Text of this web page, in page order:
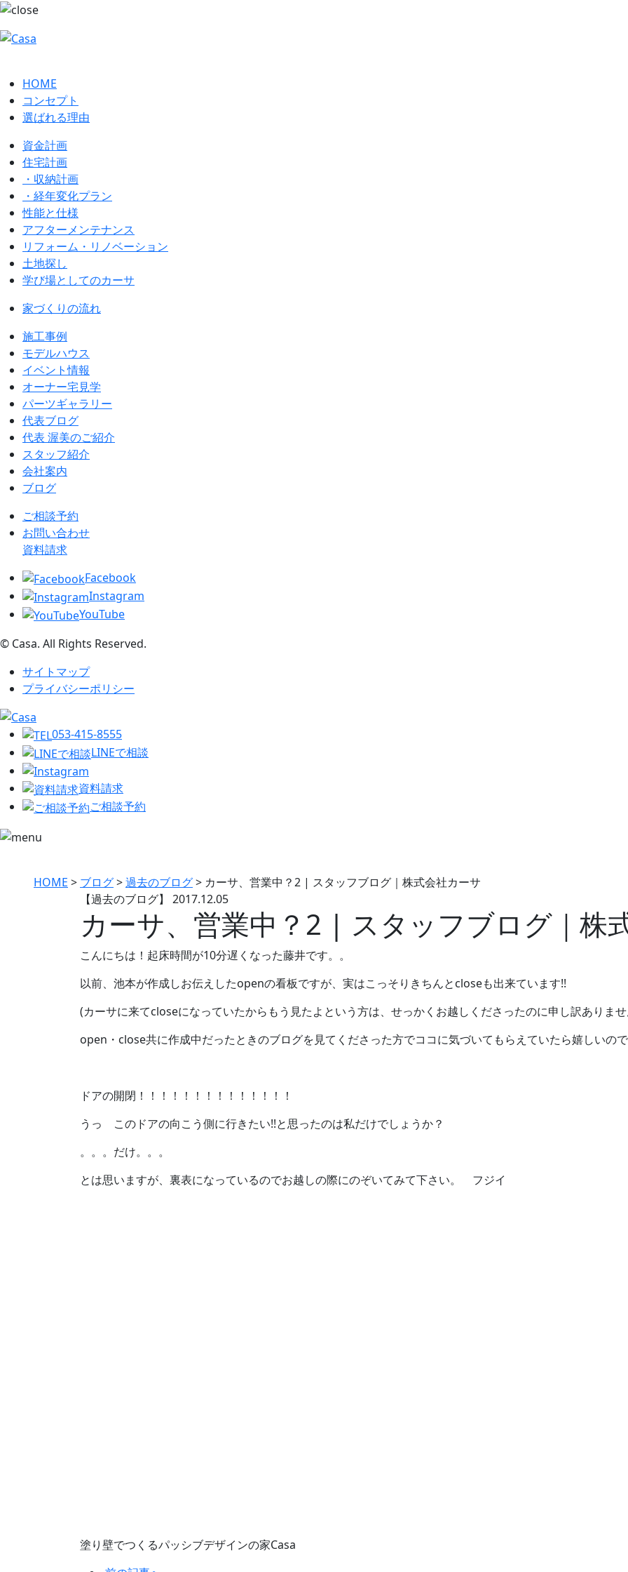
HOME
コンセプト
選ばれる理由
資金計画
住宅計画
・収納計画
・経年変化プラン
性能と仕様
アフターメンテナンス
リフォーム・リノベーション
土地探し
学び場としてのカーサ
家づくりの流れ
施工事例
モデルハウス
イベント情報
オーナー宅見学
パーツギャラリー
代表ブログ
代表 渥美のご紹介
スタッフ紹介
会社案内
ブログ
ご相談予約
お問い合わせ
資料請求
Facebook
Instagram
YouTube
© Casa. All Rights Reserved.
サイトマップ
プライバシーポリシー
053-415-8555
LINEで相談
資料請求
ご相談予約
HOME > ブログ>過去のブログ> カーサ、営業中？2 | スタッフブログ｜株式会社カーサ
【過去のブログ】 2017.12.05
カーサ、営業中？2 | スタッフブログ｜株
こんにちは！起床時間が10分遅くなった藤井です。。
以前、池本が作成しお伝えしたopenの看板ですが、実はこっそりきちんとcloseも出来ています!!
(カーサに来てcloseになっていたからもう見たよという方は、せっかくお越しくださったのに申し訳ありませ
open・close共に作成中だったときのブログを見てくださった方でココに気づいてもらえていたら嬉しいので
ドアの開閉！！！！！！！！！！！！！！
うっ このドアの向こう側に行きたい!!と思ったのは私だけでしょうか？
。。。だけ。。。
とは思いますが、裏表になっているのでお越しの際にのぞいてみて下さい。 フジイ
塗り壁でつくるパッシブデザインの家Casa